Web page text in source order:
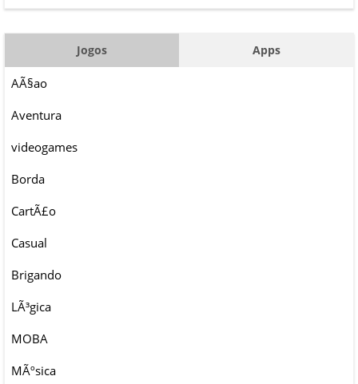
Jogos Apps
AÃ§ao
Aventura
videogames
Borda
CartÃ£o
Casual
Brigando
LÃ³gica
MOBA
MÃºsica